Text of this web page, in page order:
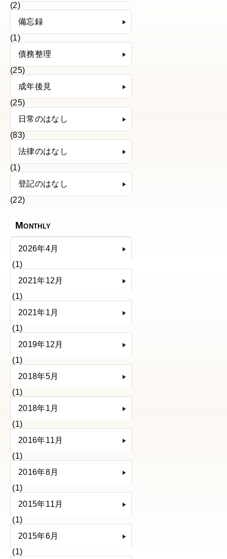
(2)
備忘録
(1)
債務整理
(25)
成年後見
(25)
日常のはなし
(83)
法律のはなし
(1)
登記のはなし
(22)
Monthly
2026年4月
(1)
2021年12月
(1)
2021年1月
(1)
2019年12月
(1)
2018年5月
(1)
2018年1月
(1)
2016年11月
(1)
2016年8月
(1)
2015年11月
(1)
2015年6月
(1)